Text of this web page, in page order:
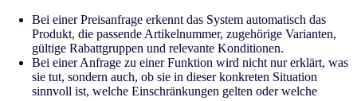
Bei einer Preisanfrage erkennt das System automatisch das
Produkt, die passende Artikelnummer, zugehörige Varianten,
gültige Rabattgruppen und relevante Konditionen.
Bei einer Anfrage zu einer Funktion wird nicht nur erklärt, was
sie tut, sondern auch, ob sie in dieser konkreten Situation
sinnvoll ist, welche Einschränkungen gelten oder welche